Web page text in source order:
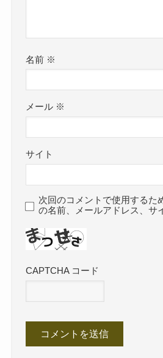
名前 ※
メール ※
サイト
次回のコメントで使用するた
の名前、メールアドレス、サ
CAPTCHA コード